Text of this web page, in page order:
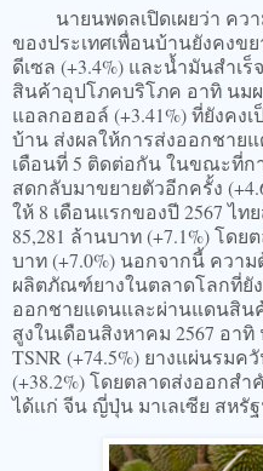
นายนพดลเปิดเผยว่า ควา
ของประเทศเพื่อนบ้านยังคงข
ดีเซล (+3.4%) และน้ำมันสำเร็
สินค้าอุปโภคบริโภค อาทิ นมผ
แอลกอฮอล์ (+3.41%) ที่ยังคง
บ้าน ส่งผลให้การส่งออกชาย
เดือนที่ 5 ติดต่อกัน ในขณะที่ก
สดกลับมาขยายตัวอีกครั้ง
ให้ 8 เดือนแรกของปี 2567 ไ
85,281 ล้านบาท (+7.1%) โด
บาท (+7.0%) นอกจากนี้ ควา
ผลิตภัณฑ์ยางในตลาดโลกที่ยั
ออกชายแดนและผ่านแดนสิน
สูงในเดือนสิงหาคม 2567 อาทิ
TSNR (+74.5%) ยางแผ่นรมค
(+38.2%) โดยตลาดส่งออกส
ได้แก่ จีน ญี่ปุ่น มาเลเซีย สหรั